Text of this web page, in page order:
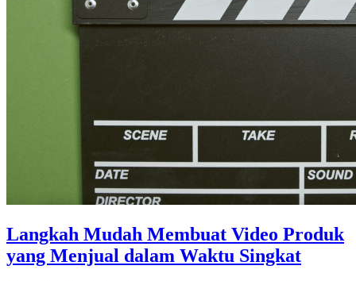
Langkah Mudah Membuat Video Produk
yang Menjual dalam Waktu Singkat